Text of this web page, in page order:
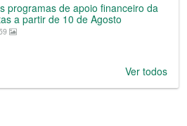
programas de apoio financeiro da
a partir de 10 de Agosto
Ver todos